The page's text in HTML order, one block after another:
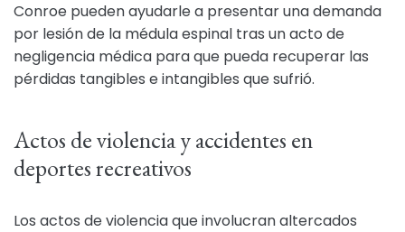
Conroe pueden ayudarle a presentar una demanda
por lesión de la médula espinal tras un acto de
negligencia médica para que pueda recuperar las
pérdidas tangibles e intangibles que sufrió.
Actos de violencia y accidentes en
deportes recreativos
Los actos de violencia que involucran altercados